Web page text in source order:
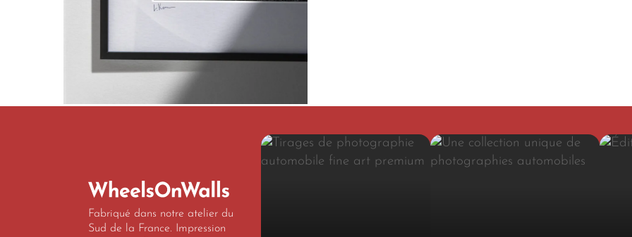
Fabriqué dans notre atelier du
Sud de la France. Impression